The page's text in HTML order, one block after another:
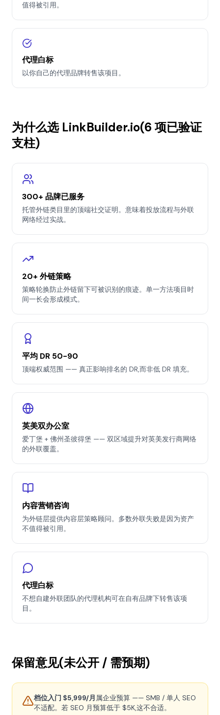
值得被引用。
代理白标
以你自己的代理品牌转售该项目。
为什么选 LinkBuilder.io(6 项已验证
支柱)
300+ 品牌已服务
托管外链类目里的顶端社交证明。意味着投放流程与外联
网络经过实战。
20+ 外链策略
策略轮换防止外链留下可被识别的痕迹。单一方法项目时
间一长会形成模式。
平均 DR 50-90
顶端权威范围 —— 真正影响排名的 DR,而非低 DR 填充。
英美双办公室
爱丁堡 + 佛州圣彼得堡 —— 双区域提升对英美发行商网络
的外联覆盖。
内容营销咨询
为外链层提供内容层策略顾问。多数外联失败是因为资产
不值得被引用。
代理白标
不想自建外联团队的代理机构可在自有品牌下转售该项
目。
保留意见(未公开 / 需预期)
档位入门 $5,999/月 属企业预算 —— SMB / 单人 SEO
不适配。若 SEO 月预算低于 $5K,这不合适。